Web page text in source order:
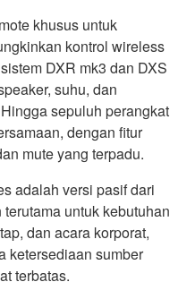
khusus untuk
kontrol wireless
DXR mk3 dan DXS
suhu, dan
sepuluh perangkat
dengan fitur
mute yang terpadu.
adalah versi pasif dari
untuk kebutuhan
dan acara korporat,
ketersediaan sumber
terbatas.